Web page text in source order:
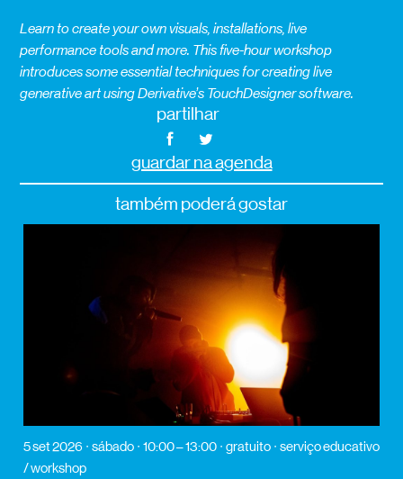
Learn to create your own visuals, installations, live
performance tools and more. This five-hour workshop
introduces some essential techniques for creating live
generative art using Derivative’s TouchDesigner software.
partilhar
guardar na agenda
também poderá gostar
5 set 2026 sábado 10:00 – 13:00 gratuito
serviço educativo
/ workshop